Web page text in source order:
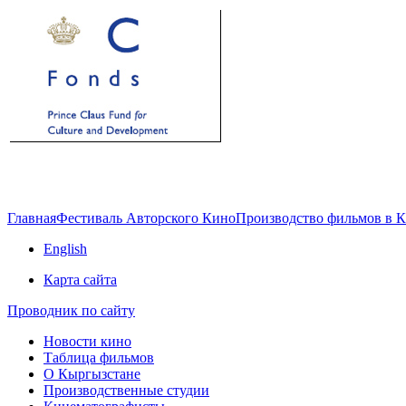
ГлавнаяФестиваль Авторского КиноПроизводство фильмов в
English
Карта сайта
Проводник по сайту
Новости кино
Таблица фильмов
О Кыргызстане
Производственные студии